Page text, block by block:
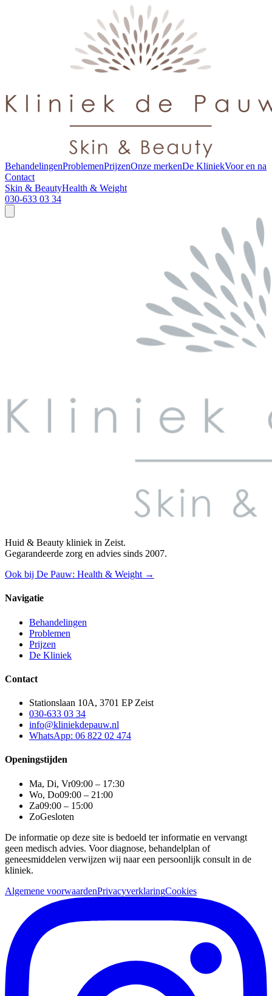
BehandelingenProblemenPrijzenOnze merkenDe KliniekVoor en na
Contact
Skin & BeautyHealth & Weight
030-633 03 34
Huid & Beauty kliniek in Zeist.
Gegarandeerde zorg en advies sinds 2007.
Ook bij De Pauw: Health & Weight →
Navigatie
Behandelingen
Problemen
Prijzen
De Kliniek
Contact
Stationslaan 10A, 3701 EP Zeist
030-633 03 34
info@kliniekdepauw.nl
WhatsApp: 06 822 02 474
Openingstijden
Ma, Di, Vr09:00 – 17:30
Wo, Do09:00 – 21:00
Za09:00 – 15:00
ZoGesloten
De informatie op deze site is bedoeld ter informatie en vervangt
geen medisch advies. Voor diagnose, behandelplan of
geneesmiddelen verwijzen wij naar een persoonlijk consult in de
kliniek.
Algemene voorwaardenPrivacyverklaringCookies